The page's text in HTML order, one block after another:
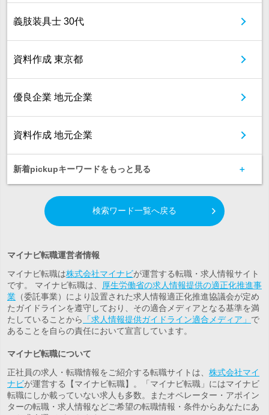
義肢装具士 30代
資料作成 東京都
優良企業 地元企業
資料作成 地元企業
新着pickupキーワードをもっと見る
検索ワード一覧へ戻る
マイナビ転職運営者情報
マイナビ転職は株式会社マイナビが運営する転職・求人情報サイト
です。 マイナビ転職は、
厚生労働省の求人情報提供の適正化推進事
業 （委託事業）により設置された求人情報適正化推進協議会が定め
たガイドラインを遵守しており、その適合メディアとなる基準を満
たしていることから
「求人情報提供ガイドライン適合メディア」 で
あることを自らの責任において宣言しています。
マイナビ転職について
正社員の求人・転職情報をご紹介する転職サイトは、 株式会社マイ
ナビが運営する【マイナビ転職】。「マイナビ転職」にはマイナビ
転職にしか載っていない求人も多数。またオペレーター・アポイン
ターの転職・求人情報などご希望の転職情報・条件からあなたにあ